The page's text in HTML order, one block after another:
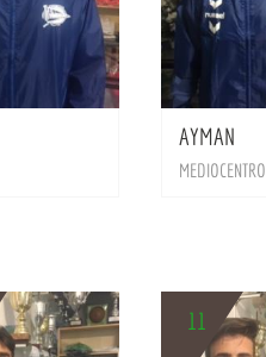
BIO
AYMAN
MEDIOCENTRO
11